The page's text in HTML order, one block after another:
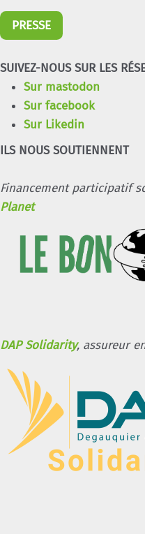
PRESSE
SUIVEZ-NOUS SUR LES
Sur mastodon
Sur facebook
Sur Likedin
ILS NOUS SOUTIENNENT
Financement participatif
Planet
DAP Solidarity, assureur